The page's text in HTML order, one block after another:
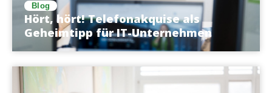
Blog
Hört, hört! Telefonakquise als
Geheimtipp für IT-Unternehmen